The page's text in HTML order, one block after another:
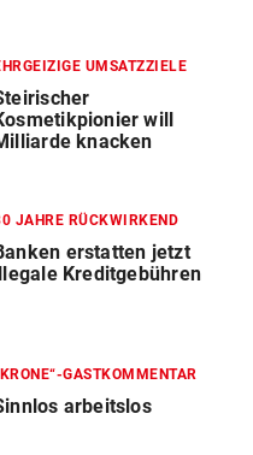
UMSATZZIELE
will
knacken
JAHRE RÜCKWIRKEND
erstatten jetzt
Kreditgebühren
GASTKOMMENTAR
arbeitslos